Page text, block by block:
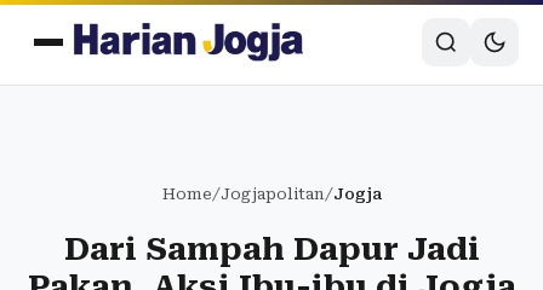
Home/Jogjapolitan/Jogja
Dari Sampah Dapur Jadi